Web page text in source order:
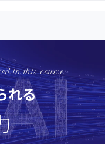
in this course
れる